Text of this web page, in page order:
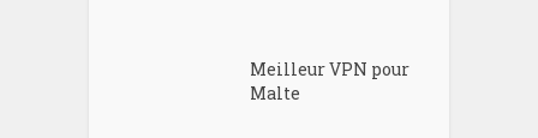
Meilleur VPN pour
Malte